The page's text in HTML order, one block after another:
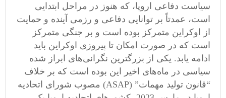
سیاست دفاعی اروپا، که هنوز در مراحل ابتدایی
است، عمدتاً بر توانایی دفاعی و رزمی آینده و حمایت
از اوکراین متمرکز بوده است و بر جنگی متمرکز
است که در صورت امکان تا پیروزی اوکراین باید
ادامه یابد. یکی از بزرگترین نگرانی‌های ابراز شده
سیاسی در ماه‌های اخیر این بوده است که بر خلاف
“قانون تولید مهمات” (ASAP) مصوب شورای اتحادیه